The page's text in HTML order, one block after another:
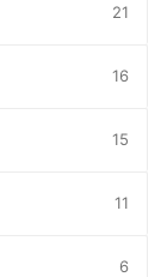
21
16
15
11
6